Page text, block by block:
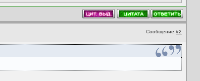
Сообщение #2